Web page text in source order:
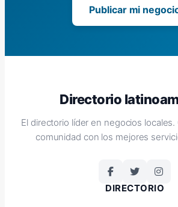
Publicar mi
Directorio
El directorio líder en negocios
comunidad con los mejores
DIRECTORIO